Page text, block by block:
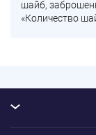
шайб,
«Количество